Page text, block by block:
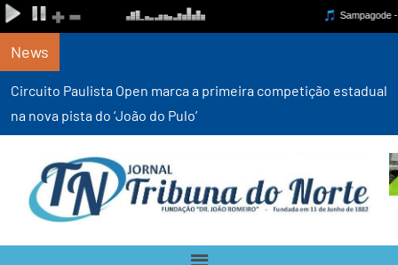
News
Circuito Paulista Open marca a primeira competição estadual
na nova pista do ‘João do Pulo’